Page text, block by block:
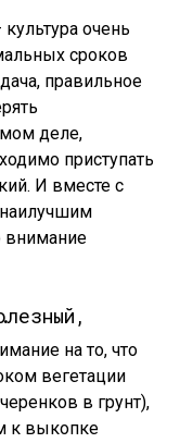
очень
сроков
правильное
деле,
приступать
И вместе с
внимание
на то, что
вегетации
в грунт),
к выкопке